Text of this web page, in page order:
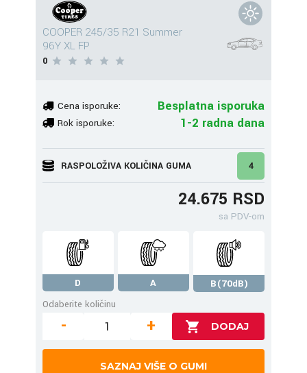
COOPER 245/35 R21 Summer
96Y XL FP
0
Cena isporuke: Besplatna isporuka
Rok isporuke: 1-2 radna dana
RASPOLOŽIVA KOLIČINA GUMA 4
24.675 RSD
sa PDV-om
D A
B(70dB)
Odaberite količinu
- +
SAZNAJ VIŠE O GUMI